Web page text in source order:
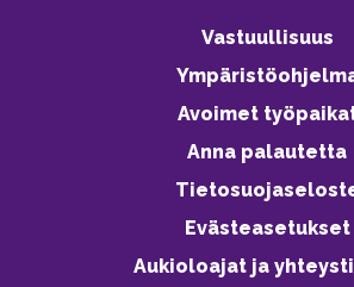
Vastuullisuus
Avoimet
Anna palautetta
Evästeasetukset
Aukioloajat ja